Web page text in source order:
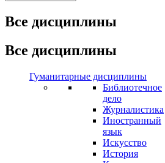
Все дисциплины
Все дисциплины
Гуманитарные дисциплины
Библиотечное
дело
Журналистика
Иностранный
язык
Искусство
История